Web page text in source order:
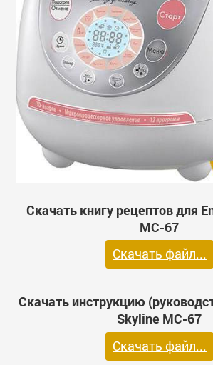
Скачать книгу рецептов для
MC-67
Скачать файл...
Скачать инструкцию
Skyline MC-67
Скачать файл...